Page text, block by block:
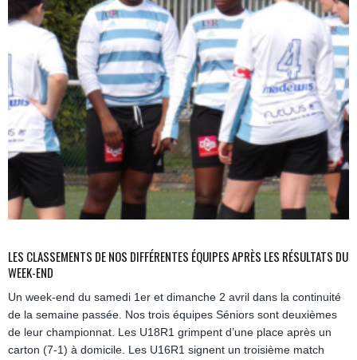
LES CLASSEMENTS DE NOS DIFFÉRENTES ÉQUIPES APRÈS LES RÉSULTATS DU
WEEK-END
Un week-end du samedi 1er et dimanche 2 avril dans la continuité
de la semaine passée. Nos trois équipes Séniors sont deuxièmes
de leur championnat. Les U18R1 grimpent d’une place après un
carton (7-1) à domicile. Les U16R1 signent un troisième match